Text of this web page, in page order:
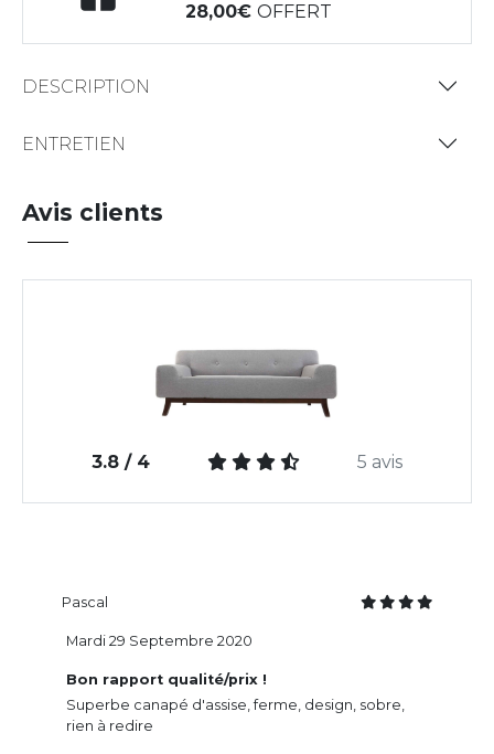
28,00OFFERT
DESCRIPTION
ENTRETIEN
Avis clients
3.8 / 4 5 avis
Pascal
Bon rapport qualité/prix !
Superbe canapé d'assise, ferme, design, sobre,
rien à redire
Mardi 29 Septembre 2020